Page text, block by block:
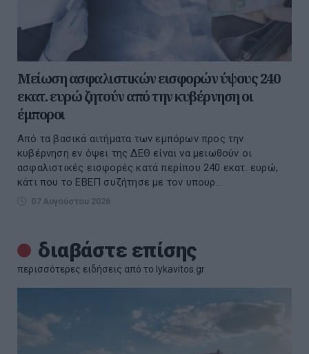
Μείωση ασφαλιστικών εισφορών ύψους 240
εκατ. ευρώ ζητούν από την κυβέρνηση οι
έμποροι
Από τα βασικά αιτήματα των εμπόρων προς την
κυβέρνηση εν όψει της ΔΕΘ είναι να μειωθούν οι
ασφαλιστικές εισφορές κατά περίπου 240 εκατ. ευρώ,
κάτι που το ΕΒΕΠ συζήτησε με τον υπουρ...
07 Αυγούστου 2026
διαβάστε επίσης
περισσότερες ειδήσεις από το lykavitos.gr